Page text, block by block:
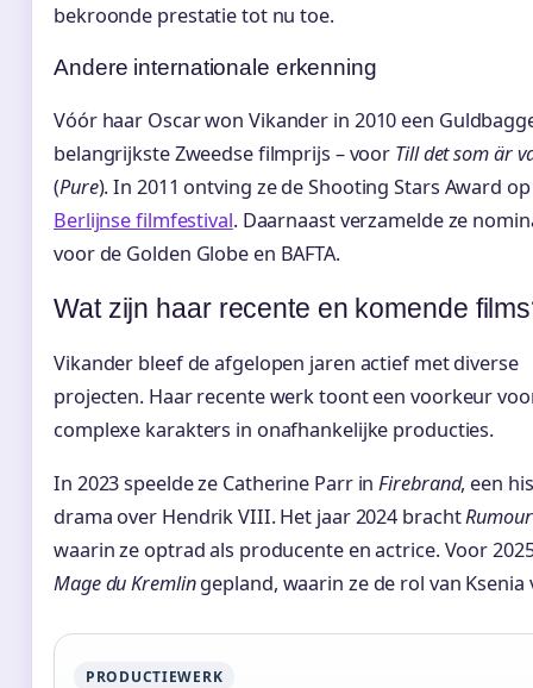
bekroonde prestatie tot nu toe.
Andere internationale erkenning
Vóór haar Oscar won Vikander in 2010 een
belangrijkste Zweedse filmprijs – voor Till det som är
(Pure). In 2011 ontving ze de Shooting Stars Award
Berlijnse filmfestival. Daarnaast verzamelde ze
voor de Golden Globe en BAFTA.
Wat zijn haar recente en komende
Vikander bleef de afgelopen jaren actief met diverse
projecten. Haar recente werk toont een voorkeur
complexe karakters in onafhankelijke producties.
In 2023 speelde ze Catherine Parr inFirebrand, een
drama over Hendrik VIII. Het jaar 2024 bracht
waarin ze optrad als producente en actrice. Voor
Mage du Kremlingepland, waarin ze de rol van Ksenia
PRODUCTIEWERK